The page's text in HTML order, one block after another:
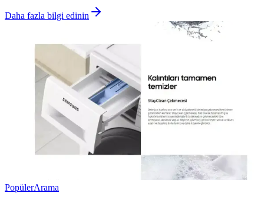
Daha fazla bilgi edinin
PopülerArama